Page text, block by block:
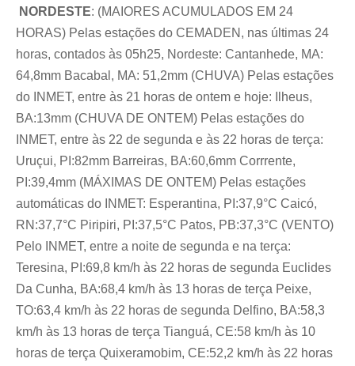
NORDESTE: (MAIORES ACUMULADOS EM 24
HORAS) Pelas estações do CEMADEN, nas últimas 24
horas, contados às 05h25, Nordeste: Cantanhede, MA:
64,8mm Bacabal, MA: 51,2mm (CHUVA) Pelas estações
do INMET, entre às 21 horas de ontem e hoje: Ilheus,
BA:13mm (CHUVA DE ONTEM) Pelas estações do
INMET, entre às 22 de segunda e às 22 horas de terça:
Uruçui, PI:82mm Barreiras, BA:60,6mm Corrrente,
PI:39,4mm (MÁXIMAS DE ONTEM) Pelas estações
automáticas do INMET: Esperantina, PI:37,9°C Caicó,
RN:37,7°C Piripiri, PI:37,5°C Patos, PB:37,3°C (VENTO)
Pelo INMET, entre a noite de segunda e na terça:
Teresina, PI:69,8 km/h às 22 horas de segunda Euclides
Da Cunha, BA:68,4 km/h às 13 horas de terça Peixe,
TO:63,4 km/h às 22 horas de segunda Delfino, BA:58,3
km/h às 13 horas de terça Tianguá, CE:58 km/h às 10
horas de terça Quixeramobim, CE:52,2 km/h às 22 horas